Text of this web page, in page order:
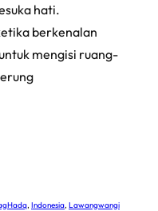
hati.
berkenalan
mengisi ruang-
, Indonesia, Lawangwangi